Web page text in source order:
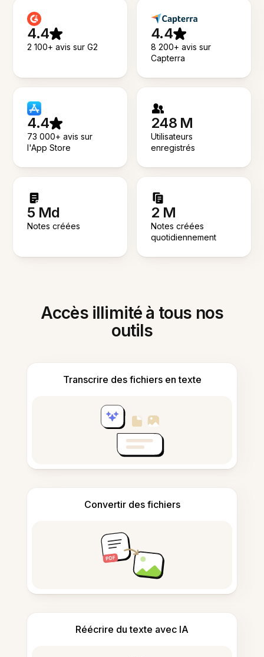
4.4
2 100+ avis sur G2
4.4
8 200+ avis sur
Capterra
4.4
73 000+ avis sur
l'App Store
248 M
Utilisateurs
enregistrés
5 Md
Notes créées
2 M
Notes créées
quotidiennement
Accès illimité à tous nos
outils
Transcrire des fichiers en texte
Convertir des fichiers
Réécrire du texte avec IA